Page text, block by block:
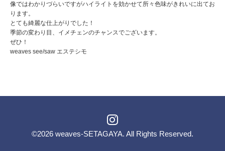
像ではわかりづらいですがハイライトを効かせて所々色味がきれいに出てお
ります。
とても綺麗な仕上がりでした！
季節の変わり目、イメチェンのチャンスでございます。
ぜひ！
weaves see/saw エステシモ
©2026 weaves-SETAGAYA. All Rights Reserved.